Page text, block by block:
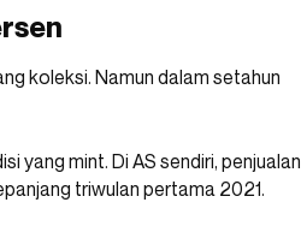
koleksi. Namun dalam setahun
yang mint. Di AS sendiri, penjualan
triwulan pertama 2021.